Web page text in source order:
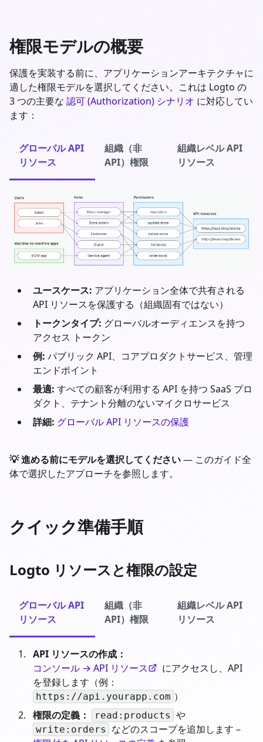
権限モデルの概要
保護を実装する前に、アプリケーションアーキテクチャに
適した権限モデルを選択してください。これは Logto の
3 つの主要な 認可 (Authorization) シナリオ に対応してい
ます：
グローバル API
リソース
組織（非
API）権限
組織レベル API
リソース
ユースケース: アプリケーション全体で共有される
API リソースを保護する（組織固有ではない）
トークンタイプ: グローバルオーディエンスを持つ
アクセス トークン
例: パブリック API、コアプロダクトサービス、管理
エンドポイント
最適: すべての顧客が利用する API を持つ SaaS プロ
ダクト、テナント分離のないマイクロサービス
詳細: グローバル API リソースの保護
💡 進める前にモデルを選択してください— このガイド全
体で選択したアプローチを参照します。
クイック準備手順
Logto リソースと権限の設定
グローバル API
リソース
組織（非
API）権限
組織レベル API
リソース
API リソースの作成：
コンソール → API リソース
にアクセスし、API
を登録します（例：
https://api.yourapp.com ）
権限の定義：
read:products や
write:orders
などのスコープを追加します –